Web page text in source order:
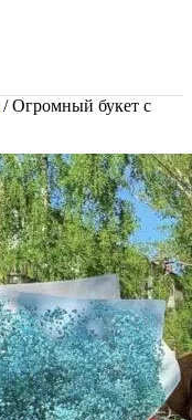
/Огромный букет с